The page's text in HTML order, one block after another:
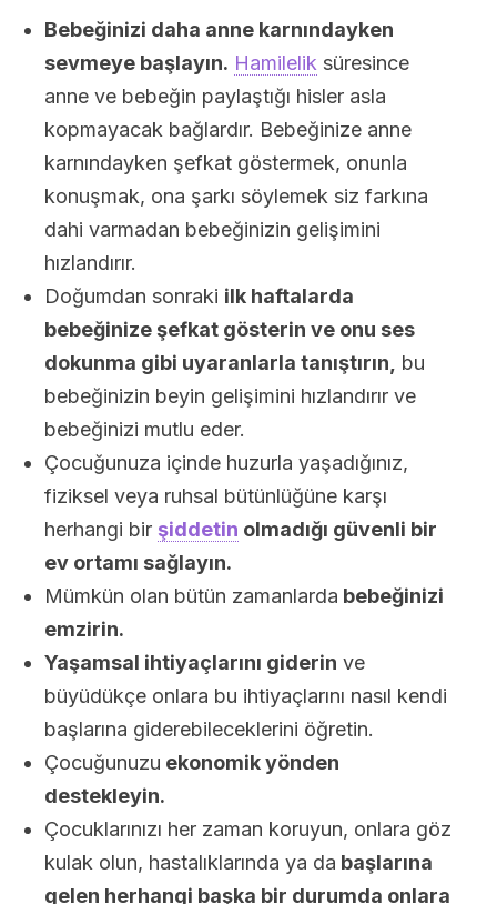
Bebeğinizi daha anne karnındayken
sevmeye başlayın. Hamilelik süresince
anne ve bebeğin paylaştığı hisler asla
kopmayacak bağlardır. Bebeğinize anne
karnındayken şefkat göstermek, onunla
konuşmak, ona şarkı söylemek siz farkına
dahi varmadan bebeğinizin gelişimini
hızlandırır.
Doğumdan sonraki ilk haftalarda
bebeğinize şefkat gösterin ve onu ses
dokunma gibi uyaranlarla tanıştırın,
bu
bebeğinizin beyin gelişimini hızlandırır ve
bebeğinizi mutlu eder.
Çocuğunuza içinde huzurla yaşadığınız,
fiziksel veya ruhsal bütünlüğüne karşı
herhangi bir şiddetin olmadığı güvenli bir
ev ortamı sağlayın.
Mümkün olan bütün zamanlarda bebeğinizi
emzirin.
Yaşamsal ihtiyaçlarını giderin ve
büyüdükçe onlara bu ihtiyaçlarını nasıl kendi
başlarına giderebileceklerini öğretin.
Çocuğunuzu ekonomik yönden
destekleyin.
Çocuklarınızı her zaman koruyun, onlara göz
kulak olun, hastalıklarında ya da başlarına
gelen herhangi başka bir durumda onlara